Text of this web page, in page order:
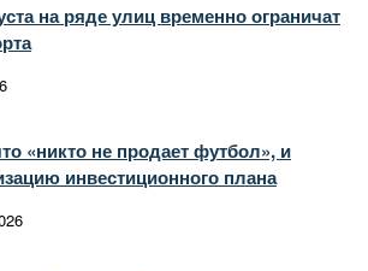
на ряде улиц временно ограничат
«никто не продает футбол», и
инвестиционного плана